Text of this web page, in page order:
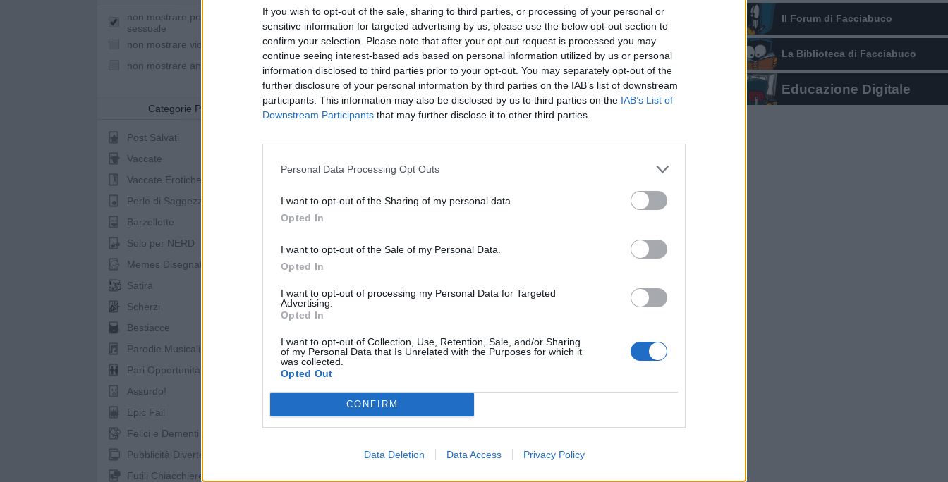
If you wish to opt-out of the sale, sharing to third parties, or processing of your personal or
sensitive information for targeted advertising by us, please use the below opt-out section to
confirm your selection. Please note that after your opt-out request is processed you may
continue seeing interest-based ads based on personal information utilized by us or personal
information disclosed to third parties prior to your opt-out. You may separately opt-out of the
further disclosure of your personal information by third parties on the IAB’s list of downstream
participants. This information may also be disclosed by us to third parties on the IAB’s List of
Downstream Participants that may further disclose it to other third parties.
Personal Data Processing Opt Outs
I want to opt-out of the Sharing of my personal data.
Opted In
I want to opt-out of the Sale of my Personal Data.
Opted In
I want to opt-out of processing my Personal Data for Targeted
Advertising.
Opted In
I want to opt-out of Collection, Use, Retention, Sale, and/or Sharing
of my Personal Data that Is Unrelated with the Purposes for which it
was collected.
Opted Out
CONFIRM
Data Deletion Data Access Privacy Policy
non mostrare post a sfondo
sessuale
non mostrare video youtube
non mostrare animazioni
Categorie Post
Post Salvati
Vaccate
Vaccate Erotiche
Perle di Saggezza
Barzellette
Solo per NERD
Memes Disegnati
Satira
Scherzi
Bestiacce
Parodie Musicali
Pari Opportunità
Assurdo!
Epic Fail
Felici e Dementi
Pubblicità Divertenti
Futili Chiacchiere
Stime: 11
Ti stimo fratello
Il Forum di Facciabuco
La Biblioteca di Facciabuco
Educazione Digitale